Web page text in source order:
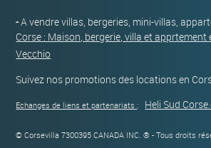
-A vendre villas, bergeries, mini-villas,
Corse : Maison, bergerie, villa et apprtement
Vecchio
Suivez nos promotions des locations en
Echanges de liens et partenariats : Heli Sud
© Corsevilla 7300395 CANADA INC. ® - Tous droits